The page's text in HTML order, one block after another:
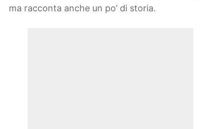
ma racconta anche un po’ di storia.